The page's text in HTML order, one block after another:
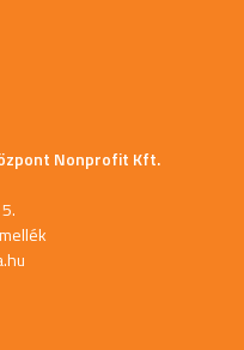
Nonprofit Kft.